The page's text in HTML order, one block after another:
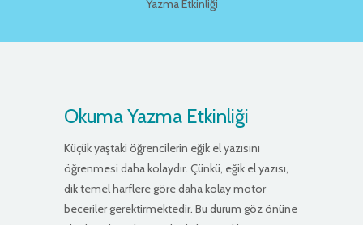
Yazma Etkinliği
Okuma Yazma Etkinliği
Küçük yaştaki öğrencilerin eğik el yazısını
öğrenmesi daha kolaydır. Çünkü, eğik el yazısı,
dik temel harflere göre daha kolay motor
beceriler gerektirmektedir. Bu durum göz önüne